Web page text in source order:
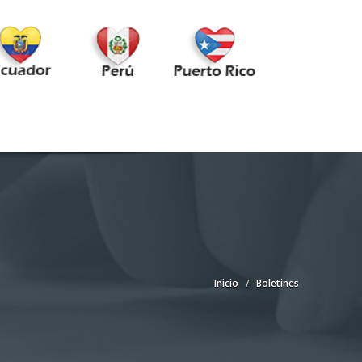
Inicio Boletines